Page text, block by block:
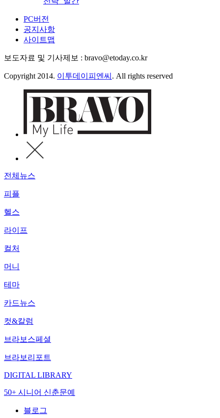
PC버전
공지사항
사이트맵
보도자료 및 기사제보 : bravo@etoday.co.kr
Copyright 2014. 이투데이피엔씨 . All rights reserved
전체뉴스
피플
헬스
라이프
컬처
머니
테마
카드뉴스
컷&칼럼
브라보스페셜
브라보리포트
DIGITAL LIBRARY
50+ 시니어 신춘문예
블로그